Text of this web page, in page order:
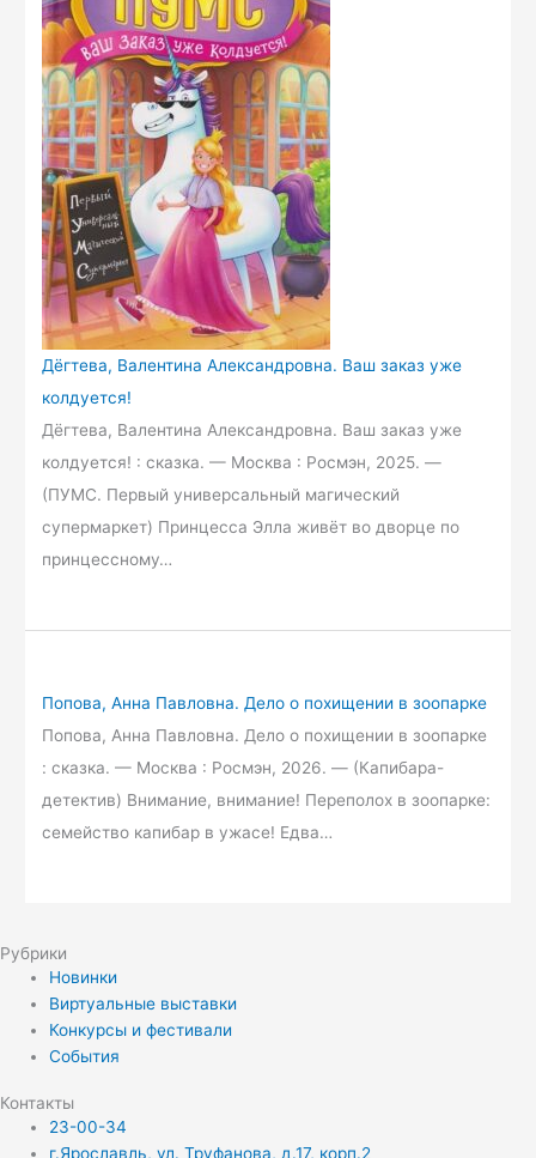
Дёгтева, Валентина Александровна. Ваш заказ уже
колдуется!
Дёгтева, Валентина Александровна. Ваш заказ уже
колдуется! : сказка. — Москва : Росмэн, 2025. —
(ПУМС. Первый универсальный магический
супермаркет) Принцесса Элла живёт во дворце по
принцессному…
Попова, Анна Павловна. Дело о похищении в зоопарке
Попова, Анна Павловна. Дело о похищении в зоопарке
: сказка. — Москва : Росмэн, 2026. — (Капибара-
детектив) Внимание, внимание! Переполох в зоопарке:
семейство капибар в ужасе! Едва…
Рубрики
Новинки
Виртуальные выставки
Конкурсы и фестивали
События
Контакты
23-00-34
г.Ярославль, ул. Труфанова, д.17, корп.2